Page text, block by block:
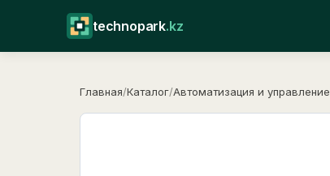
technopark.kz
Главная/Каталог/Автоматизация и управление